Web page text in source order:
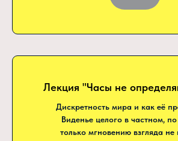
Лекция "Часы не
Дискретность мира и как её
Виденье целого в частном,
только мгновению взгляда не